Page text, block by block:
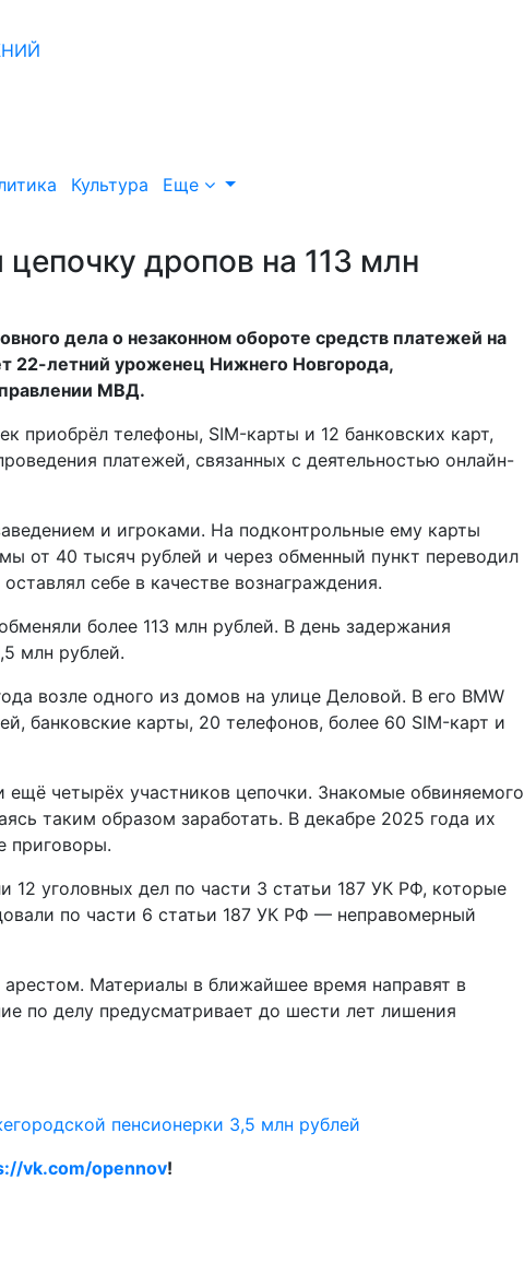
Культура Еще
дропов на 113 млн
дела о незаконном обороте средств платежей на
22-летний уроженец Нижнего Новгорода,
МВД.
приобрёл телефоны, SIM-карты и 12 банковских карт,
платежей, связанных с деятельностью онлайн-
и игроками. На подконтрольные ему карты
от 40 тысяч рублей и через обменный пункт переводил
себе в качестве вознаграждения.
более 113 млн рублей. В день задержания
млн рублей.
возле одного из домов на улице Деловой. В его BMW
банковские карты, 20 телефонов, более 60 SIM-карт и
четырёх участников цепочки. Знакомые обвиняемого
таким образом заработать. В декабре 2025 года их
приговоры.
12 уголовных дел по части 3 статьи 187 УК РФ, которые
по части 6 статьи 187 УК РФ — неправомерный
Материалы в ближайшее время направят в
по делу предусматривает до шести лет лишения
пенсионерки 3,5 млн рублей
vk.com/opennov!